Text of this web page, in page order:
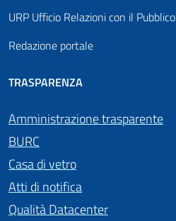
URP Ufficio Relazioni con il Pubblico
Redazione portale
TRASPARENZA
Amministrazione trasparente
BURC
Casa di vetro
Atti di notifica
Qualità Datacenter